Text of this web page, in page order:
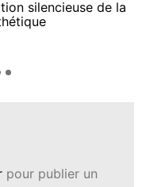
silencieuse de la
pour publier un